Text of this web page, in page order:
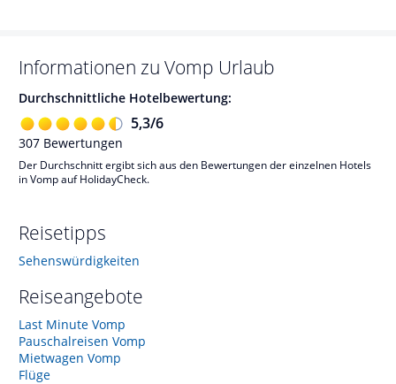
Informationen zu Vomp Urlaub
Durchschnittliche Hotelbewertung:
5,3/6
307 Bewertungen
Der Durchschnitt ergibt sich aus den Bewertungen der einzelnen Hotels
in Vomp auf HolidayCheck.
Reisetipps
Sehenswürdigkeiten
Reiseangebote
Last Minute Vomp
Pauschalreisen Vomp
Mietwagen Vomp
Flüge